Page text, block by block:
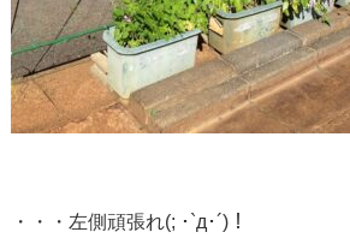
・・・左側頑張れ(; ･`д･´)！